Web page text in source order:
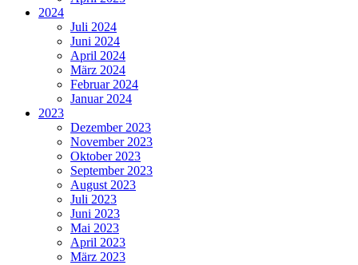
2024
Juli 2024
Juni 2024
April 2024
März 2024
Februar 2024
Januar 2024
2023
Dezember 2023
November 2023
Oktober 2023
September 2023
August 2023
Juli 2023
Juni 2023
Mai 2023
April 2023
März 2023